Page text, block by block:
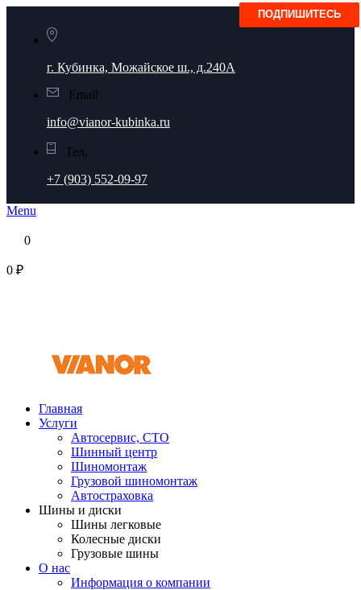
г. Кубинка, Можайское ш., д.240А
Email
info@vianor-kubinka.ru
Тел.
+7 (903) 552-09-97
Menu
0
0 ₽
Главная
Услуги
Автосервис, СТО
Шинный центр
Шиномонтаж
Грузовой шиномонтаж
Автостраховка
Шины и диски
Шины легковые
Колесные диски
Грузовые шины
О нас
Информация о компании